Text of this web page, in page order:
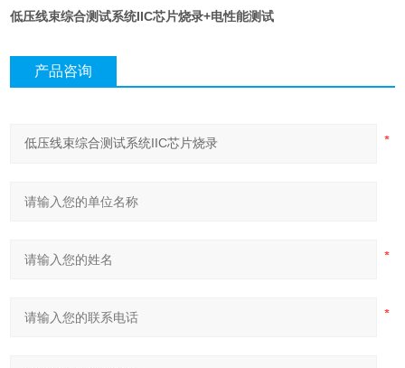
低压线束综合测试系统IIC芯片烧录+电性能测试
产品咨询